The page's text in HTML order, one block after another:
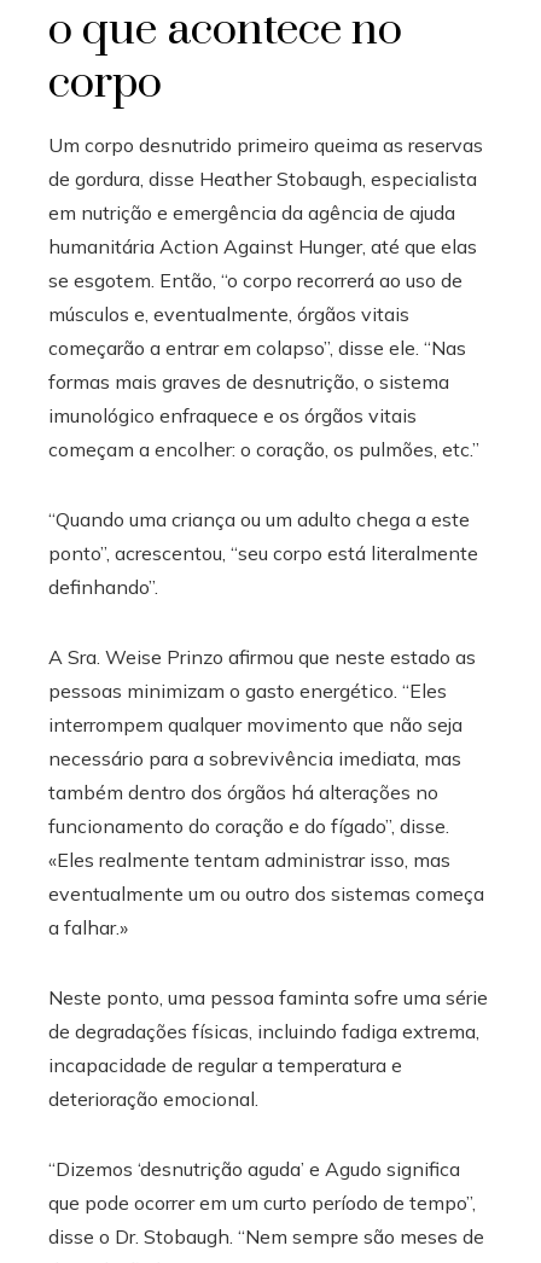
o que acontece no
corpo
Um corpo desnutrido primeiro queima as reservas
de gordura, disse Heather Stobaugh, especialista
em nutrição e emergência da agência de ajuda
humanitária Action Against Hunger, até que elas
se esgotem. Então, “o corpo recorrerá ao uso de
músculos e, eventualmente, órgãos vitais
começarão a entrar em colapso”, disse ele. “Nas
formas mais graves de desnutrição, o sistema
imunológico enfraquece e os órgãos vitais
começam a encolher: o coração, os pulmões, etc.”
“Quando uma criança ou um adulto chega a este
ponto”, acrescentou, “seu corpo está literalmente
definhando”.
A Sra. Weise Prinzo afirmou que neste estado as
pessoas minimizam o gasto energético. “Eles
interrompem qualquer movimento que não seja
necessário para a sobrevivência imediata, mas
também dentro dos órgãos há alterações no
funcionamento do coração e do fígado”, disse.
«Eles realmente tentam administrar isso, mas
eventualmente um ou outro dos sistemas começa
a falhar.»
Neste ponto, uma pessoa faminta sofre uma série
de degradações físicas, incluindo fadiga extrema,
incapacidade de regular a temperatura e
deterioração emocional.
“Dizemos ‘desnutrição aguda’ e Agudo significa
que pode ocorrer em um curto período de tempo”,
disse o Dr. Stobaugh. “Nem sempre são meses de